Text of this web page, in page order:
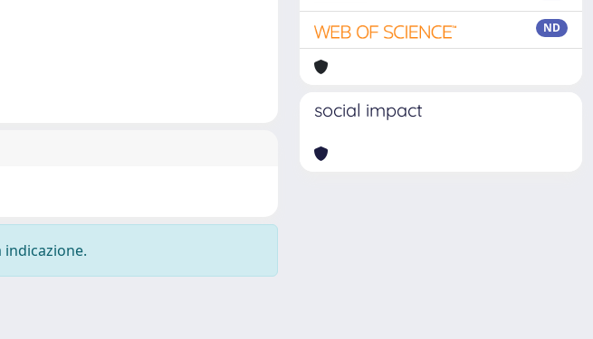
ND
social impact